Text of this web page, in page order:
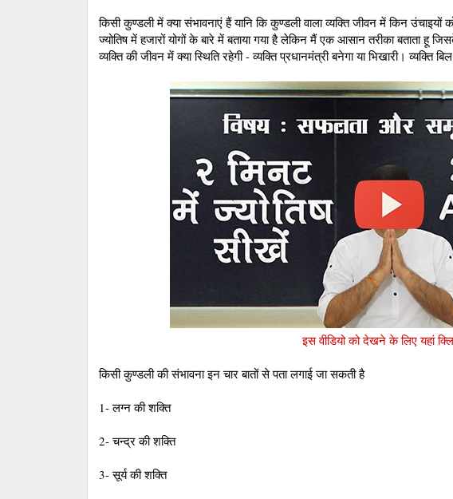
किसी कुण्‍डली में क्‍या संभावनाएं हैं यानि कि कुण्‍डली वाला व्‍यक्ति जीवन में किन उंचाइयों
ज्‍योतिष में हजारों योगों के बारे में बताया गया है लेकिन मैं एक आसान तरीका बताता हू
व्‍यक्ति की जीवन में क्‍या स्थिति रहेगी - व्‍यक्ति प्रधानमंत्री बनेगा या भिखारी।
इस वीडियो को देखने के लिए यहां
किसी कुण्‍डली की संभावना इन चार बातों से पता लगाई जा सकती है
1- लग्‍न की शक्ति
2- चन्‍द्र की शक्ति
3- सूर्य की शक्ति